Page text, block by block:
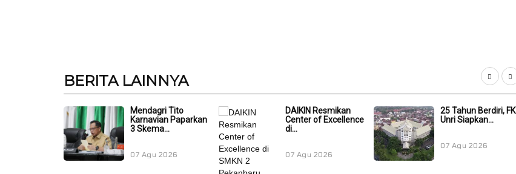
BERITA LAINNYA
Mendagri Tito
Karnavian Paparkan
3 Skema...
07 Agu 2026
DAIKIN Resmikan
Center of Excellence
di...
07 Agu 2026
25 Tahun Berdiri, FK
Unri Siapkan...
07 Agu 2026